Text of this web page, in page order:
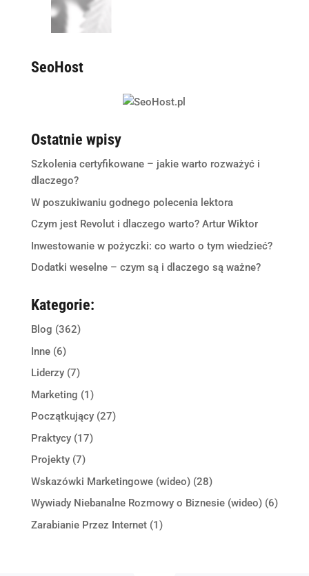
SeoHost
Ostatnie wpisy
Szkolenia certyfikowane – jakie warto rozważyć i
dlaczego?
W poszukiwaniu godnego polecenia lektora
Czym jest Revolut i dlaczego warto? Artur Wiktor
Inwestowanie w pożyczki: co warto o tym wiedzieć?
Dodatki weselne – czym są i dlaczego są ważne?
Kategorie:
Blog (362)
Inne(6)
Liderzy(7)
Marketing (1)
Początkujący(27)
Praktycy(17)
Projekty(7)
Wskazówki Marketingowe (wideo)(28)
Wywiady Niebanalne Rozmowy o Biznesie (wideo)(6)
Zarabianie Przez Internet(1)